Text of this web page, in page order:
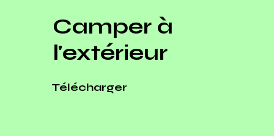
Camper à
l'extérieur
Télécharger